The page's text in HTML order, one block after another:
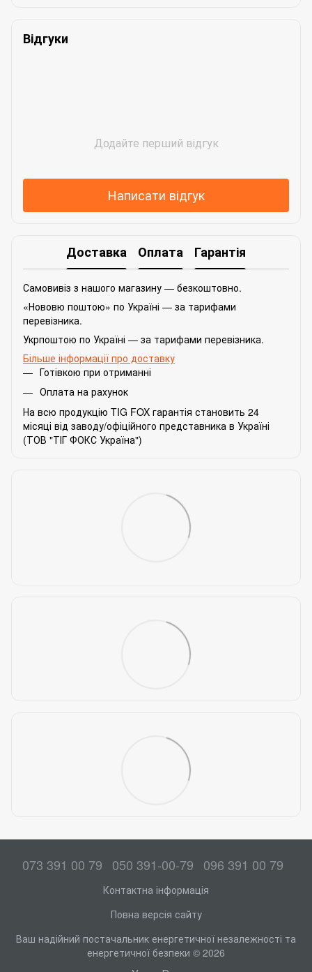
Відгуки
Додайте перший відгук
Написати відгук
Доставка Оплата Гарантія
Самовивіз з нашого магазину — безкоштовно.
«Нововю поштою» по Україні — за тарифами
перевізника.
Укрпоштою по Україні — за тарифами перевізника.
Більше інформації про доставку
Готівкою при отриманні
Оплата на рахунок
На всю продукцію TIG FOX гарантія становить 24
місяці від заводу/офіційного представника в Україні
(ТОВ "ТІГ ФОКС Україна")
073 391 00 79 050 391-00-79 096 391 00 79
Контактна інформація
Повна версія сайту
Ваш надійний постачальник енергетичної незалежності та
енергетичної безпеки © 2026